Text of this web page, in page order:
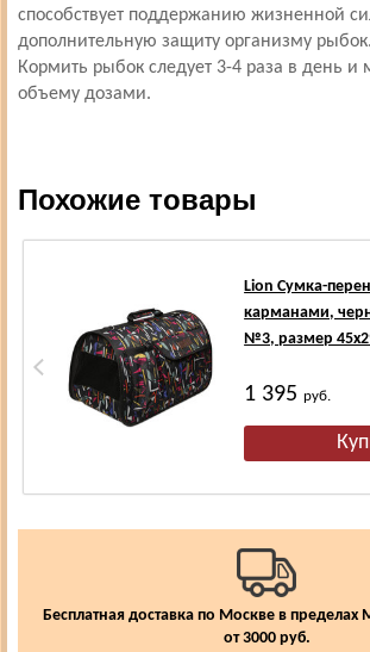
способствует поддержанию жизненной
дополнительную защиту организму рыбок.
Кормить рыбок следует 3-4 раза в день и
объему дозами.
Похожие товары
Lion Сумка-
карманами,
№3, размер
1 395руб.
Бесплатная доставка по Москве в
от 3000 руб.